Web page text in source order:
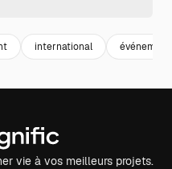
international événement
vie à vos meilleurs projets.